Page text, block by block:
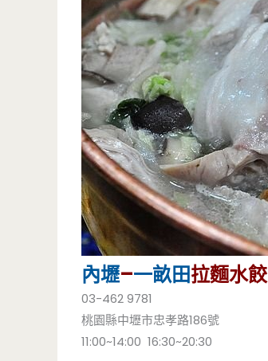
內壢–一畝田拉麵水餃
03-462 9781
桃園縣中壢市忠孝路186號
11:00~14:00 16:30~20:30